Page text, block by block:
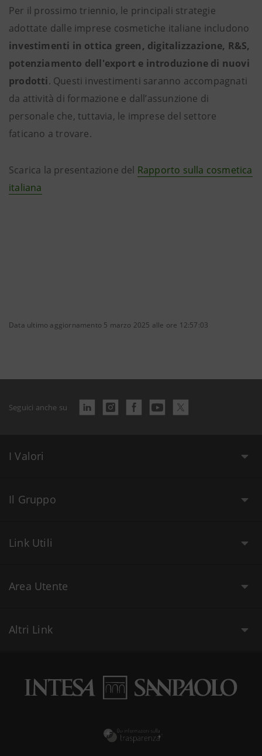
Per il prossimo triennio, le principali strategie
adottate dalle imprese cosmetiche italiane includono
investimenti in ottica green, digitalizzazione, R&S,
potenziamento dell'export e introduzione di nuovi
prodotti. Questi investimenti saranno accompagnati
da attività di formazione e dall’assunzione di
personale che, tuttavia, le imprese del settore
faticano a trovare.
Scarica la presentazione del Rapporto sulla cosmetica
italiana
Data ultimo aggiornamento 5 marzo 2025 alle ore 12:57:03
Seguici anche su
I Valori
Il Gruppo
Link Utili
Area Utente
Altri Link